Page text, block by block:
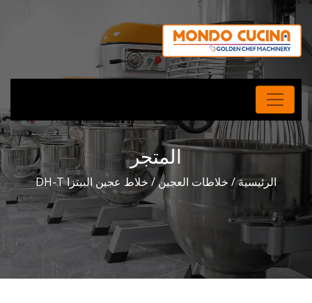
المتجر
الرئيسية/ خلاطات العجين/ خلاط عجين البيتزا DH-T